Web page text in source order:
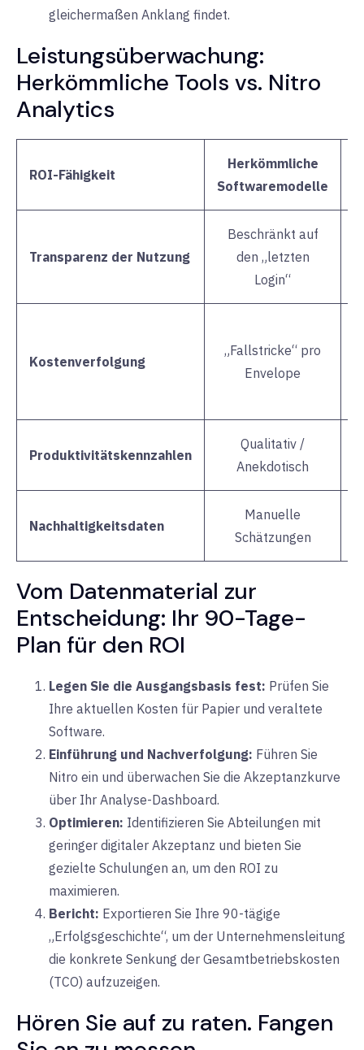
gleichermaßen Anklang findet.
Leistungsüberwachung:
Herkömmliche Tools vs. Nitro
Analytics
ROI-Fähigkeit
Herkömmliche
Softwaremodelle
Transparenz der Nutzung
Beschränkt auf
den „letzten
Login“
Kostenverfolgung
„Fallstricke“ pro
Envelope
Produktivitätskennzahlen
Qualitativ /
Anekdotisch
Nachhaltigkeitsdaten
Manuelle
Schätzungen
Vom Datenmaterial zur
Entscheidung: Ihr 90-Tage-
Plan für den ROI
Legen Sie die Ausgangsbasis fest: Prüfen Sie
Ihre aktuellen Kosten für Papier und veraltete
Software.
Einführung und Nachverfolgung: Führen Sie
Nitro ein und überwachen Sie die Akzeptanzkurve
über Ihr Analyse-Dashboard.
Optimieren: Identifizieren Sie Abteilungen mit
geringer digitaler Akzeptanz und bieten Sie
gezielte Schulungen an, um den ROI zu
maximieren.
Bericht: Exportieren Sie Ihre 90-tägige
„Erfolgsgeschichte“, um der Unternehmensleitung
die konkrete Senkung der Gesamtbetriebskosten
(TCO) aufzuzeigen.
Hören Sie auf zu raten. Fangen